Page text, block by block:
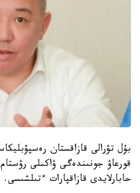
بۇل تۋرالى قازاقستان
قورعاۋ جونىندەگى ۋاكىلى
حابارلايدى قازاقپارات ءتىلشىسى.